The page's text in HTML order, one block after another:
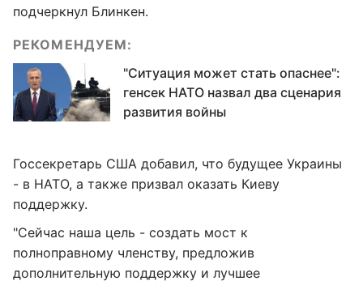
подчеркнул Блинкен.
РЕКОМЕНДУЕМ:
"Ситуация может стать опаснее":
генсек НАТО назвал два сценария
развития войны
Госсекретарь США добавил, что будущее Украины
- в НАТО, а также призвал оказать Киеву
поддержку.
"Сейчас наша цель - создать мост к
полноправному членству, предложив
дополнительную поддержку и лучшее